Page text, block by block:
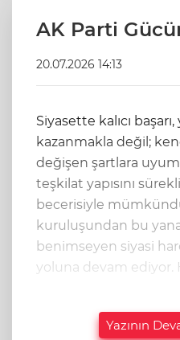
AK Parti
20.07.2026 14:13
Siyasette kalıcı
kazanmakla değil;
değişen şartlara
teşkilat yapısını
becerisiyle
kuruluşundan bu yana
benimseyen siyasi
Yazının